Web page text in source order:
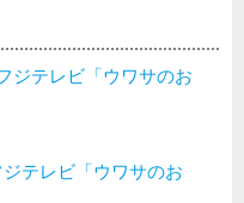
ジテレビ「ウワサのお
テレビ「ウワサのお